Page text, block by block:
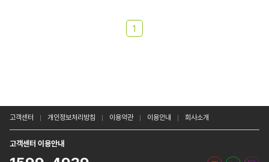
1
고객센터 개인정보처리방침 이용약관 이용안내 회사소개
고객센터 이용안내